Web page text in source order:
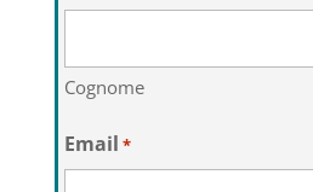
Cognome
Email *